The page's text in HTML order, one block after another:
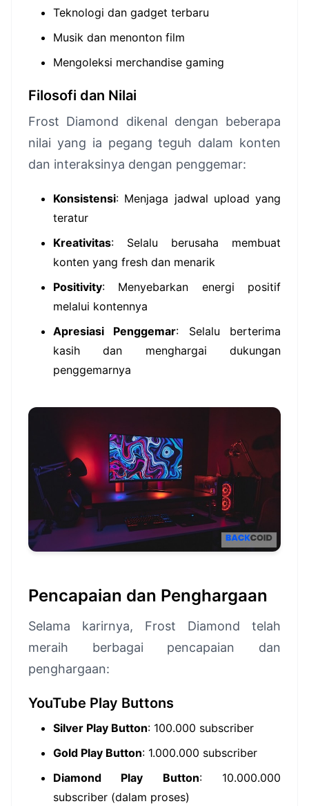
Teknologi dan gadget terbaru
Musik dan menonton film
Mengoleksi merchandise gaming
Filosofi dan Nilai
Frost Diamond dikenal dengan beberapa
nilai yang ia pegang teguh dalam konten
dan interaksinya dengan penggemar:
Konsistensi: Menjaga jadwal upload yang
teratur
Kreativitas: Selalu berusaha membuat
konten yang fresh dan menarik
Positivity: Menyebarkan energi positif
melalui kontennya
Apresiasi Penggemar: Selalu berterima
kasih dan menghargai dukungan
penggemarnya
Pencapaian dan Penghargaan
Selama karirnya, Frost Diamond telah
meraih berbagai pencapaian dan
penghargaan:
YouTube Play Buttons
Silver Play Button: 100.000 subscriber
Gold Play Button: 1.000.000 subscriber
Diamond Play Button: 10.000.000
subscriber (dalam proses)